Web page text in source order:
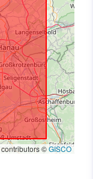
contributors ©GISCO